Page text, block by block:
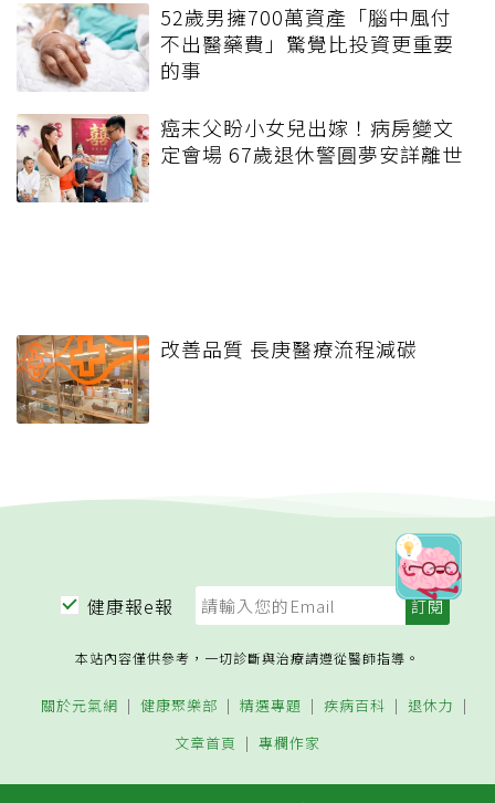
52歲男擁700萬資產「腦中風付
不出醫藥費」驚覺比投資更重要
的事
癌末父盼小女兒出嫁！病房變文
定會場 67歲退休警圓夢安詳離世
改善品質 長庚醫療流程減碳
健康報e報
本站內容僅供參考，一切診斷與治療請遵從醫師指導。
關於元氣網 健康聚樂部 精選專題 疾病百科
退休力
文章首頁
專欄作家